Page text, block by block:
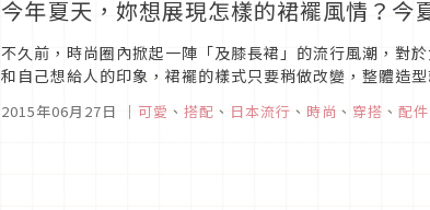
今年夏天，妳想展現怎樣的裙襬風情？今
不久前，時尚圈內掀起一陣「及膝長裙」的流行風潮，對
和自己想給人的印象，裙襬的樣式只要稍做改變，整體造
2015年06月27日 ｜ 可愛 、 搭配 、 日本流行 、 時尚 、 穿搭 、 配件